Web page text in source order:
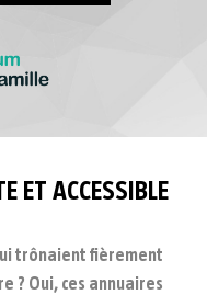
ET ACCESSIBLE
trônaient fièrement
? Oui, ces annuaires